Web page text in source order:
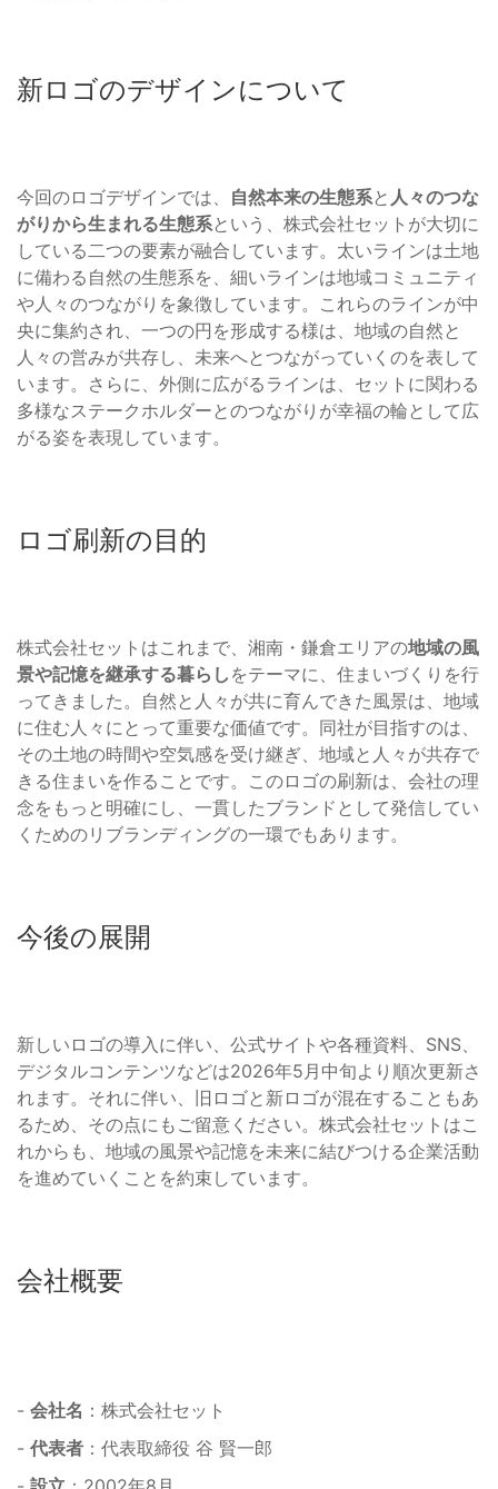
新ロゴのデザインについて
今回のロゴデザインでは、 自然本来の生態系と 人々のつな
がりから生まれる生態系という、株式会社セットが大切に
している二つの要素が融合しています。太いラインは土地
に備わる自然の生態系を、細いラインは地域コミュニティ
や人々のつながりを象徴しています。これらのラインが中
央に集約され、一つの円を形成する様は、地域の自然と
人々の営みが共存し、未来へとつながっていくのを表して
います。さらに、外側に広がるラインは、セットに関わる
多様なステークホルダーとのつながりが幸福の輪として広
がる姿を表現しています。
ロゴ刷新の目的
株式会社セットはこれまで、湘南・鎌倉エリアの地域の風
景や記憶を継承する暮らし をテーマに、住まいづくりを行
ってきました。自然と人々が共に育んできた風景は、地域
に住む人々にとって重要な価値です。同社が目指すのは、
その土地の時間や空気感を受け継ぎ、地域と人々が共存で
きる住まいを作ることです。このロゴの刷新は、会社の理
念をもっと明確にし、一貫したブランドとして発信してい
くためのリブランディングの一環でもあります。
今後の展開
新しいロゴの導入に伴い、公式サイトや各種資料、SNS、
デジタルコンテンツなどは2026年5月中旬より順次更新さ
れます。それに伴い、旧ロゴと新ロゴが混在することもあ
るため、その点にもご留意ください。株式会社セットはこ
れからも、地域の風景や記憶を未来に結びつける企業活動
を進めていくことを約束しています。
会社概要
- 会社名 ：株式会社セット
- 代表者 ：代表取締役 谷 賢一郎